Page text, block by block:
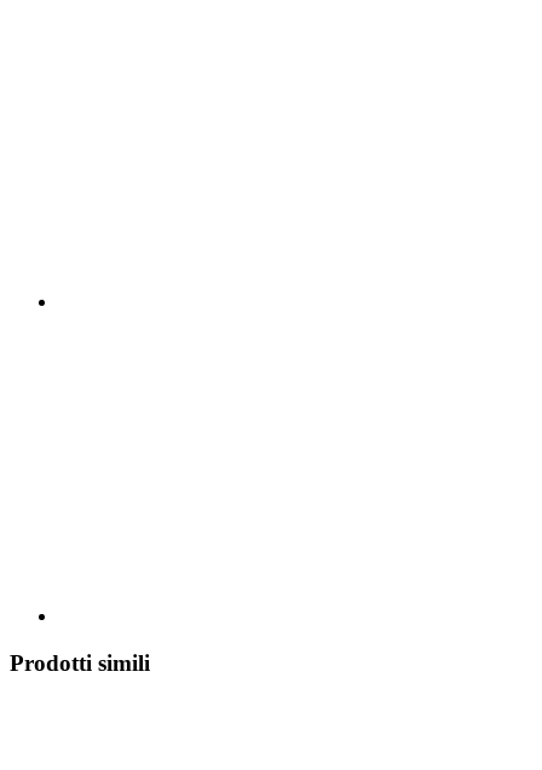
Prodotti simili